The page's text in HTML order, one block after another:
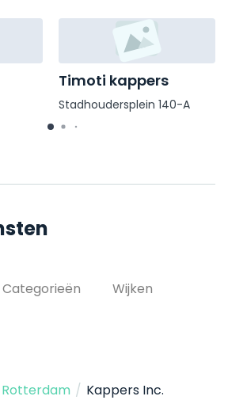
Timoti kappers
Stadhoudersplein 140-A
Categorieën Wijken
Rotterdam / Kappers Inc.